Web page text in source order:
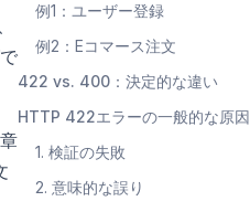
例1：ユーザー登録
例2：Eコマース注文
422 vs. 400：決定的な違い
HTTP 422エラーの一般的な原因
1. 検証の失敗
2. 意味的な誤り